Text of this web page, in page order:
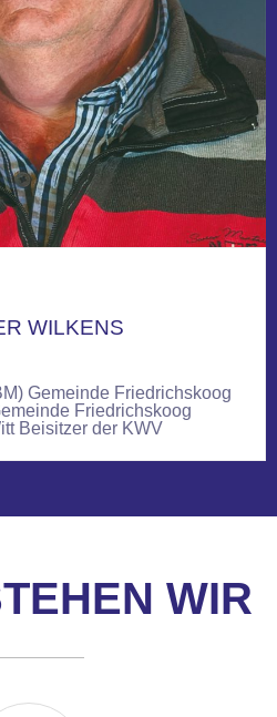
WILKENS
Gemeinde Friedrichskoog
Friedrichskoog
Beisitzer der KWV
WIR